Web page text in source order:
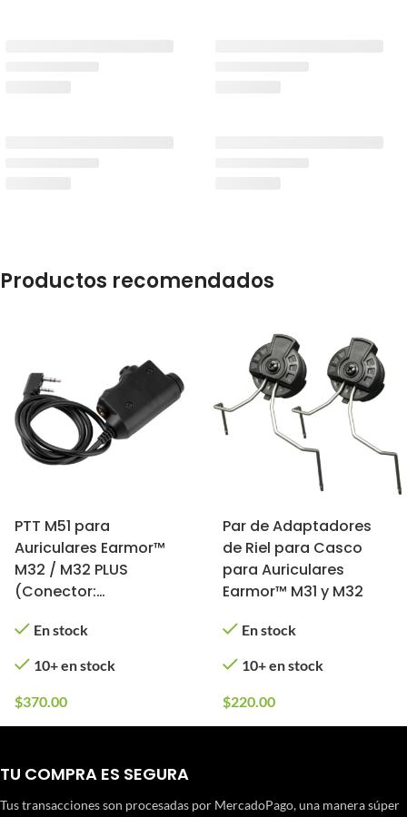
Productos recomendados
PTT M51 para
Auriculares Earmor™
M32 / M32 PLUS
(Conector:
En stock
10+ en stock
$370.00
Par de Adaptadores
de Riel para Casco
para Auriculares
Earmor™ M31 y M32
En stock
10+ en stock
$220.00
TU COMPRA ES SEGURA
Tus transacciones son procesadas por MercadoPago, una manera súper